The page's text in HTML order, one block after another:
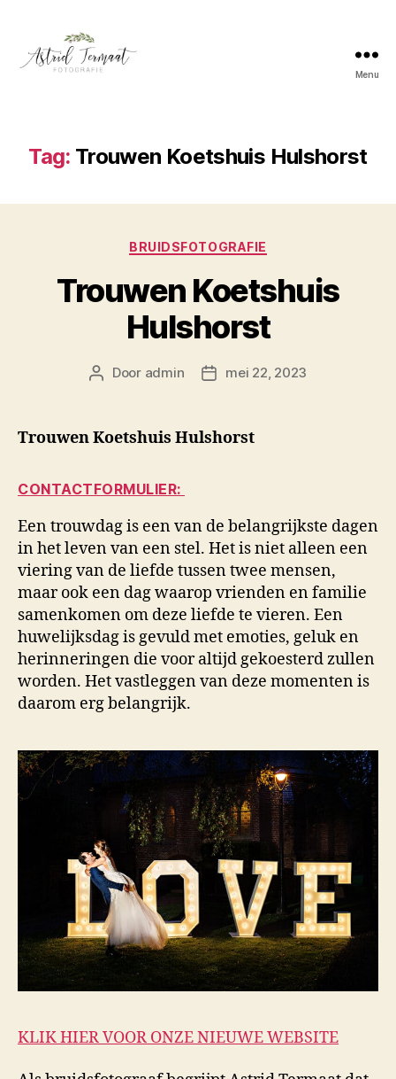
Menu
Tag: Trouwen Koetshuis Hulshorst
Categorieën
BRUIDSFOTOGRAFIE
Trouwen Koetshuis
Hulshorst
Berichtauteur
Door admin Berichtdatum
mei 22, 2023
Trouwen Koetshuis Hulshorst
CONTACTFORMULIER:
Een trouwdag is een van de belangrijkste dagen
in het leven van een stel. Het is niet alleen een
viering van de liefde tussen twee mensen,
maar ook een dag waarop vrienden en familie
samenkomen om deze liefde te vieren. Een
huwelijksdag is gevuld met emoties, geluk en
herinneringen die voor altijd gekoesterd zullen
worden. Het vastleggen van deze momenten is
daarom erg belangrijk.
KLIK HIER VOOR ONZE NIEUWE WEBSITE